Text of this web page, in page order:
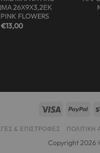
26Χ9Χ3,2ΕΚ
FLOWERS
€13,00
& ΕΠΙΣΤΡΟΦΈΣ
Copyright 2026